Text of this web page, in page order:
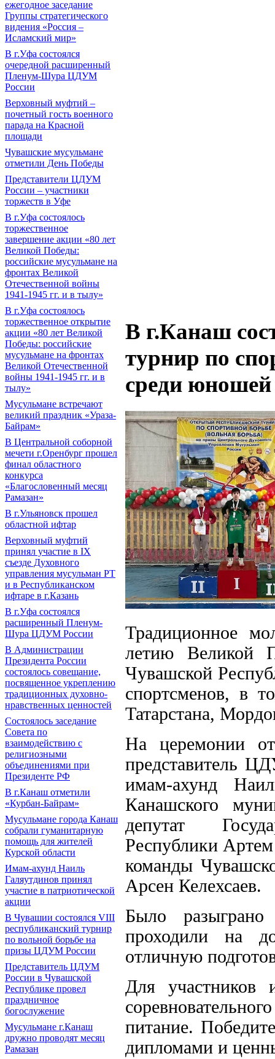
ежегодное заседание
Группы стратегического
видения «Россия –
Исламский мир»
В г.Уфа состоялся
очередной расширенный
Пленум-Шура ЦДУМ
России
Верховный муфтий –
почетный гость военного
парада на Красной
площади
Чувашские мусульмане
отметили День Победы
Представители ЦДУМ
России – участники
торжеств в Уфе
В г.Уфа состоялось
торжественное
завершение акции «80 лет
Великой Победы:
российские мусульмане на
фронтах Великой
Отечественной войны
1941-1945 гг. и в тылу»
В г.Уфа состоялось
торжественное открытие
акции «80 лет Великой
Победы: российские
мусульмане на фронтах
Великой Отечественной
войны 1941-1945 гг. и в
тылу»
Мусульмане встречают
великий праздник «Ураза-
Байрам»
В Центральной соборной
мечети г.Оренбург прошел
финал областного
конкурса
«Благословенный месяц
Рамазан»
В г.Ульяновск прошел
областной ифтар
Верховный муфтий
принял участие в IХ
съезде Духовного
управления мусульман РТ
и в Республиканском
ифтаре в г.Казань
В г.Уфа состоялся
расширенный Пленум-
Шура ЦДУМ России
В Администрации
Президента России
состоялось совещание,
посвященное укреплению
традиционных духовно-
нравственных ценностей
Состоялось заседание
Совета по
взаимодействию с
религиозными
объединениями при
Президенте РФ
В г.Канаш отметили
«Курбан-Байрам»
Мусульмане города Канаш
собрали гуманитарную
помощь для жителей
Курской области
Имам-ахунд Наиль
Галяутдинов принял
участие в патриотической
акции
В Чувашии состоялся VIII
республиканский турнир
по вольной борьбе на
призы ЦДУМ России
Представитель ЦДУМ
России в Чувашской
Республике провел
праздничное
богослужение
Мусульмане г.Канаш
дружно проводят месяц
Рамазан
В г.Канаш
турнир по
среди
Традиционное
летию Великой
Чувашской
спортсменов, в
Татарстана,
На церемонии
представитель
имам-ахунд
Канашского
депутат
Республики
команды
Арсен Келехсаев.
Было
проходили на
отличную
Для участников
питание.
дипломами и